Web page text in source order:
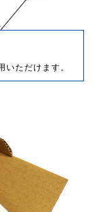
いただけます。